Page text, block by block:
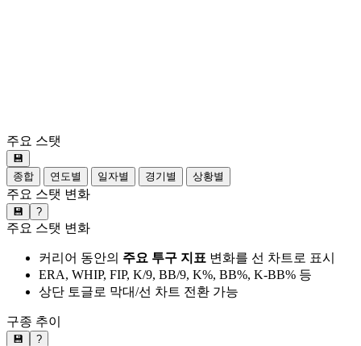
주요 스탯
💾
종합
연도별 일자별 경기별 상황별
주요 스탯 변화
💾 ?
주요 스탯 변화
커리어 동안의 주요 투구 지표 변화를 선 차트로 표시
ERA, WHIP, FIP, K/9, BB/9, K%, BB%, K-BB% 등
상단 토글로 막대/선 차트 전환 가능
구종 추이
💾 ?